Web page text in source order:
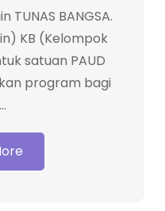
TUNAS BANGSA.
KB (Kelompok
satuan PAUD
program bagi